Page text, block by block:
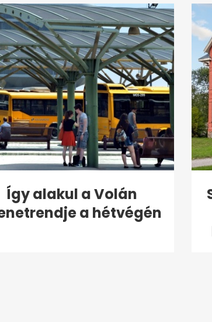
Így alakul a Volán
a hétvégén